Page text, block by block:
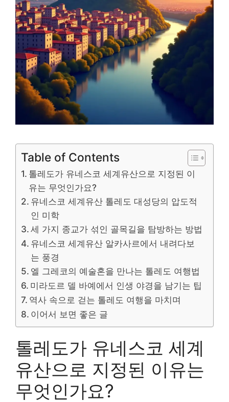
Table of Contents
톨레도가 유네스코 세계유산으로 지정된 이
유는 무엇인가요?
유네스코 세계유산 톨레도 대성당의 압도적
인 미학
세 가지 종교가 섞인 골목길을 탐방하는 방법
유네스코 세계유산 알카사르에서 내려다보
는 풍경
엘 그레코의 예술혼을 만나는 톨레도 여행법
미라도르 델 바예에서 인생 야경을 남기는 팁
역사 속으로 걷는 톨레도 여행을 마치며
이어서 보면 좋은 글
톨레도가 유네스코 세계
유산으로 지정된 이유는
무엇인가요?